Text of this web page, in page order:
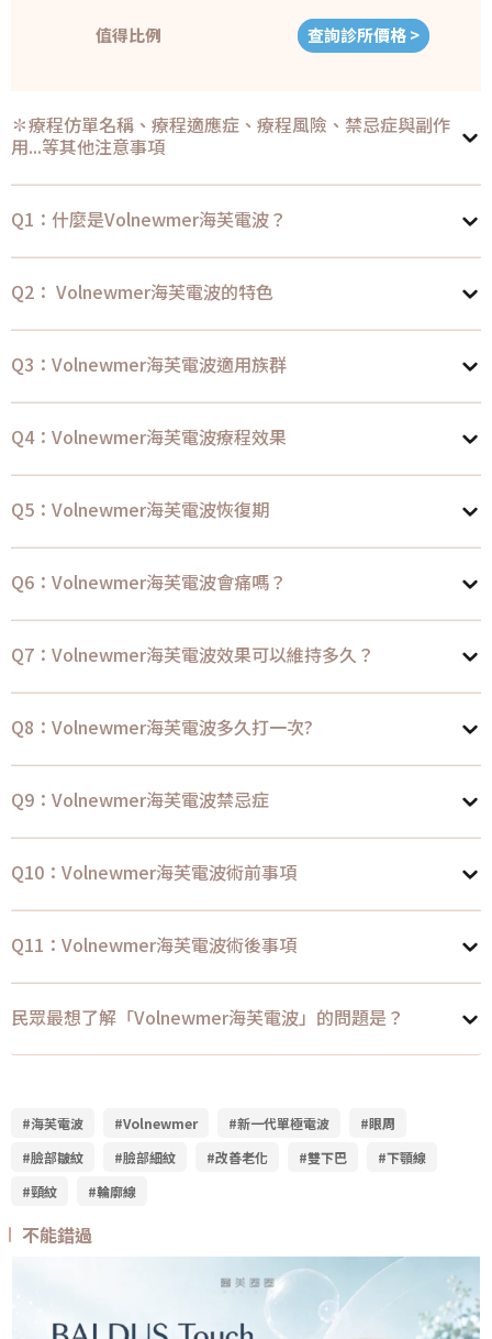
值得比例
查詢診所價格 >
✽療程仿單名稱、療程適應症、療程風險、禁忌症與副作
用...等其他注意事項
Q1：什麼是Volnewmer海芙電波？
Q2： Volnewmer海芙電波的特色
Q3：Volnewmer海芙電波適用族群
Q4：Volnewmer海芙電波療程效果
Q5：Volnewmer海芙電波恢復期
Q6：Volnewmer海芙電波會痛嗎？
Q7：Volnewmer海芙電波效果可以維持多久？
Q8：Volnewmer海芙電波多久打一次?
Q9：Volnewmer海芙電波禁忌症
Q10：Volnewmer海芙電波術前事項
Q11：Volnewmer海芙電波術後事項
民眾最想了解「Volnewmer海芙電波」的問題是？
#海芙電波 #Volnewmer #新一代單極電波
#眼周
#臉部皺紋
#臉部細紋 #改善老化 #雙下巴
#下顎線
#頸紋
#輪廓線
不能錯過